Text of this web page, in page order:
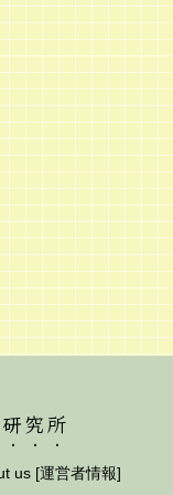
究所
us [運営者情報]